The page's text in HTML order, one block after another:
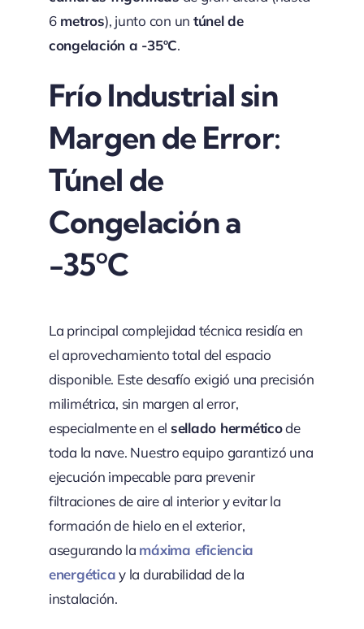
6metros), junto con un túnel de
congelación a -35ºC.
Frío Industrial sin
Margen de Error:
Túnel de
Congelación a
-35ºC
La principal complejidad técnica residía en
el aprovechamiento total del espacio
disponible. Este desafío exigió una precisión
milimétrica, sin margen al error,
especialmente en el sellado herméticode
toda la nave. Nuestro equipo garantizó una
ejecución impecable para prevenir
filtraciones de aire al interior y evitar la
formación de hielo en el exterior,
asegurando la máxima eficiencia
energéticay la durabilidad de la
instalación.